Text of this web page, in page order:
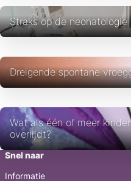
Straks op de neonatologie
Dreigende spontane
Wat als één of meer
overlijdt?
Snel naar
Informatie